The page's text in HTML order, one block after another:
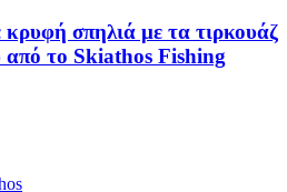
σπηλιά με τα τιρκουάζ
το Skiathos Fishing